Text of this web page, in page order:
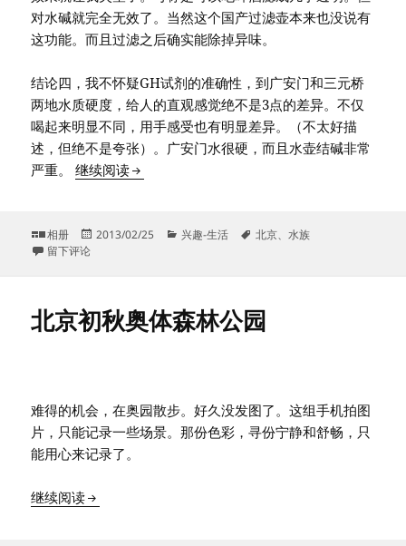
对水碱就完全无效了。当然这个国产过滤壶本来也没说有
这功能。而且过滤之后确实能除掉异味。
结论四，我不怀疑GH试剂的准确性，到广安门和三元桥
两地水质硬度，给人的直观感觉绝不是3点的差异。不仅
喝起来明显不同，用手感受也有明显差异。（不太好描
述，但绝不是夸张）。广安门水很硬，而且水壶结碱非常
严重。继续阅读北京水质测试
格
式
相册
发
2013/02/25
分
兴趣-生活
标
北京、水族
于北京水质测试
留下评论
北京初秋奥体森林公园
难得的机会，在奥园散步。好久没发图了。这组手机拍图
片，只能记录一些场景。那份色彩，寻份宁静和舒畅，只
能用心来记录了。
继续阅读北京初秋奥体森林公园